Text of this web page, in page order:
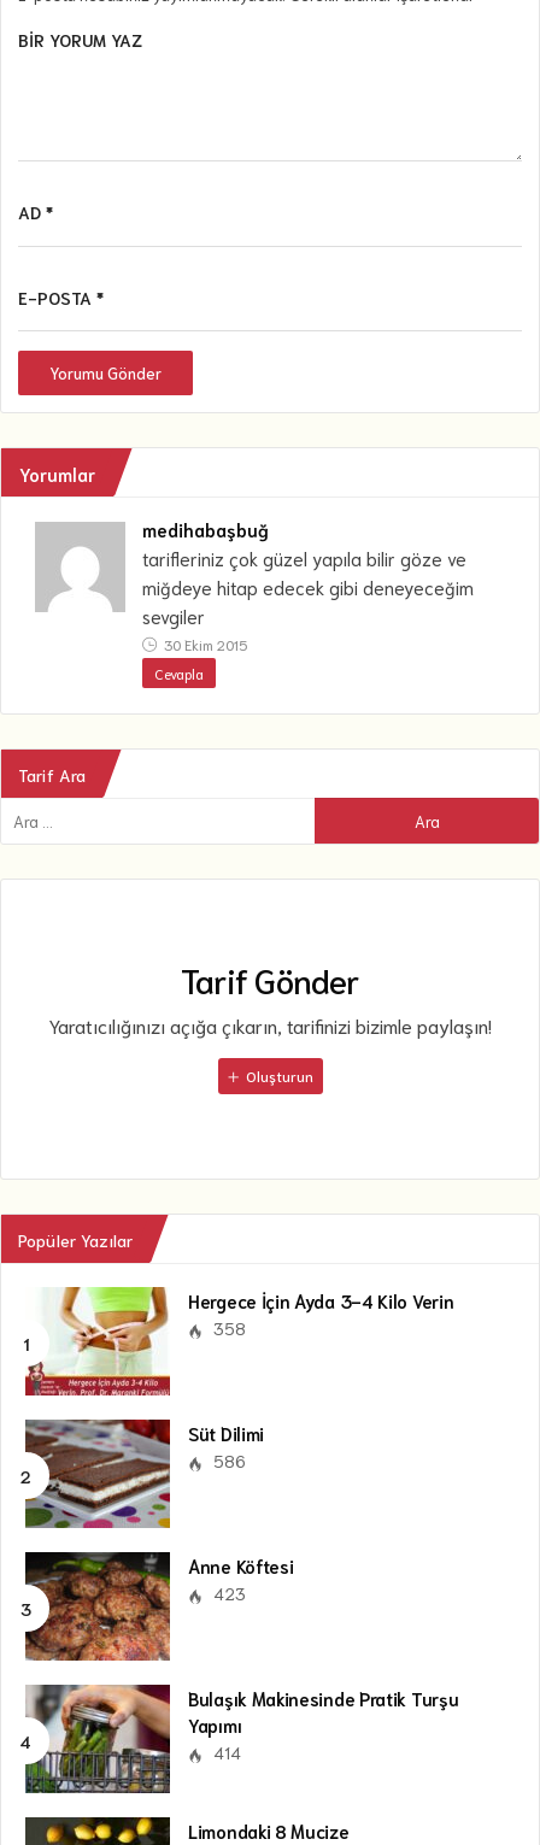
BIR YORUM YAZ
AD *
E-POSTA *
Yorumu Gönder
Yorumlar
medihabaşbuğ
tarifleriniz çok güzel yapıla bilir göze ve
miğdeye hitap edecek gibi deneyeceğim
sevgiler
30 Ekim 2015
Cevapla
Tarif Ara
Tarif Gönder
Yaratıcılığınızı açığa çıkarın, tarifinizi bizimle paylaşın!
Oluşturun
Popüler Yazılar
Hergece İçin Ayda 3-4 Kilo Verin
358
Süt Dilimi
586
Anne Köftesi
423
Bulaşık Makinesinde Pratik Turşu
Yapımı
414
Limondaki 8 Mucize